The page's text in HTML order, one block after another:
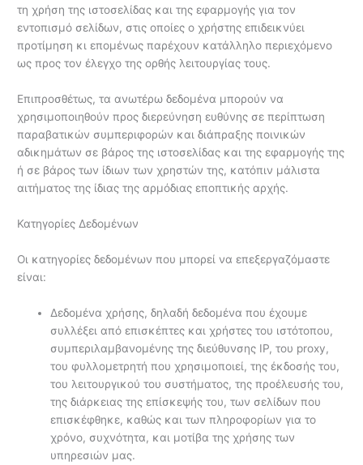
τη χρήση της ιστοσελίδας και της εφαρμογής για τον
εντοπισμό σελίδων, στις οποίες ο χρήστης επιδεικνύει
προτίμηση κι επομένως παρέχουν κατάλληλο περιεχόμενο
ως προς τον έλεγχο της ορθής λειτουργίας τους.
Επιπροσθέτως, τα ανωτέρω δεδομένα μπορούν να
χρησιμοποιηθούν προς διερεύνηση ευθύνης σε περίπτωση
παραβατικών συμπεριφορών και διάπραξης ποινικών
αδικημάτων σε βάρος της ιστοσελίδας και της εφαρμογής της
ή σε βάρος των ίδιων των χρηστών της, κατόπιν μάλιστα
αιτήματος της ίδιας της αρμόδιας εποπτικής αρχής.
Κατηγορίες Δεδομένων
Οι κατηγορίες δεδομένων που μπορεί να επεξεργαζόμαστε
είναι:
Δεδομένα χρήσης, δηλαδή δεδομένα που έχουμε
συλλέξει από επισκέπτες και χρήστες του ιστότοπου,
συμπεριλαμβανομένης της διεύθυνσης IP, του proxy,
του φυλλομετρητή που χρησιμοποιεί, της έκδοσής του,
του λειτουργικού του συστήματος, της προέλευσής του,
της διάρκειας της επίσκεψής του, των σελίδων που
επισκέφθηκε, καθώς και των πληροφορίων για το
χρόνο, συχνότητα, και μοτίβα της χρήσης των
υπηρεσιών μας.